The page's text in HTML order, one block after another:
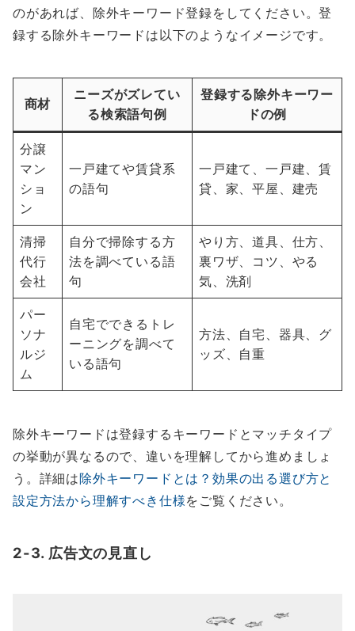
のがあれば、除外キーワード登録をしてください。登
録する除外キーワードは以下のようなイメージです。
商材
ニーズがズレてい
る検索語句例
登録する除外キーワー
ドの例
分譲
マン
ショ
ン
一戸建てや賃貸系
の語句
一戸建て、一戸建、賃
貸、家、平屋、建売
清掃
代行
会社
自分で掃除する方
法を調べている語
句
やり方、道具、仕方、
裏ワザ、コツ、やる
気、洗剤
パー
ソナ
ルジ
ム
自宅でできるトレ
ーニングを調べて
いる語句
方法、自宅、器具、グ
ッズ、自重
除外キーワードは登録するキーワードとマッチタイプ
の挙動が異なるので、違いを理解してから進めましょ
う。詳細は除外キーワードとは？効果の出る選び方と
設定方法から理解すべき仕様をご覧ください。
2-3. 広告文の見直し